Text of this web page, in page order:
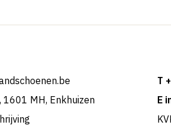
1601 MH, Enkhuizen
T
E